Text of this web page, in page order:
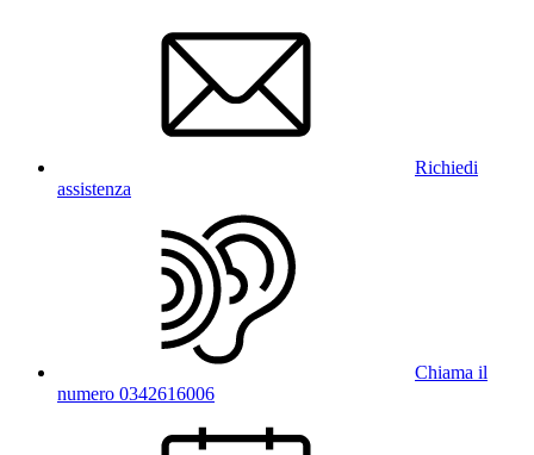
Richiedi
assistenza
Chiama il
numero 0342616006